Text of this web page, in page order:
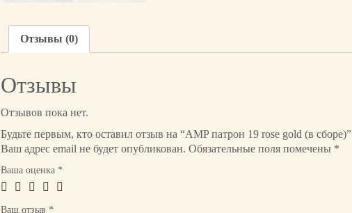
о
н
Отзывы (0)
Отзывы
Отзывов пока нет.
Будьте первым, кто оставил отзыв на “AMP патрон 19 rose gold (в сборе)”
Ваш адрес email не будет опубликован. Обязательные поля помечены *
Ваша оценка *
Ваш отзыв *